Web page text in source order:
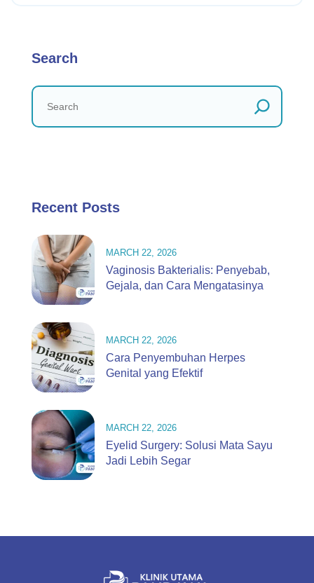
Search
Recent Posts
MARCH 22, 2026
Vaginosis Bakterialis: Penyebab,
Gejala, dan Cara Mengatasinya
MARCH 22, 2026
Cara Penyembuhan Herpes
Genital yang Efektif
MARCH 22, 2026
Eyelid Surgery: Solusi Mata Sayu
Jadi Lebih Segar